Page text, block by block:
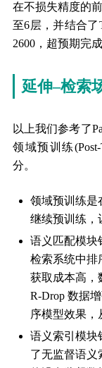
在不损失精度的
至6层，并结合了
2600，超预期完
延伸–检索
以上我们参考了
领域预训练
分。
领域预训练是
继续预训练，
语义匹配模块
检索系统中排
获取成本高，
R-Drop 数据
序模型效果，
语义索引模块
了无监督语义